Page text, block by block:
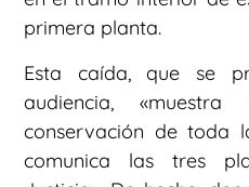
primera planta.
Esta caída, que se
audiencia,
conservación de toda
comunica las tres